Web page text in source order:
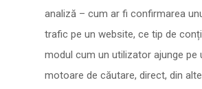
analiză – cum ar fi confirmarea
trafic pe un website, ce tip de
modul cum un utilizator ajunge pe
motoare de căutare, direct, din